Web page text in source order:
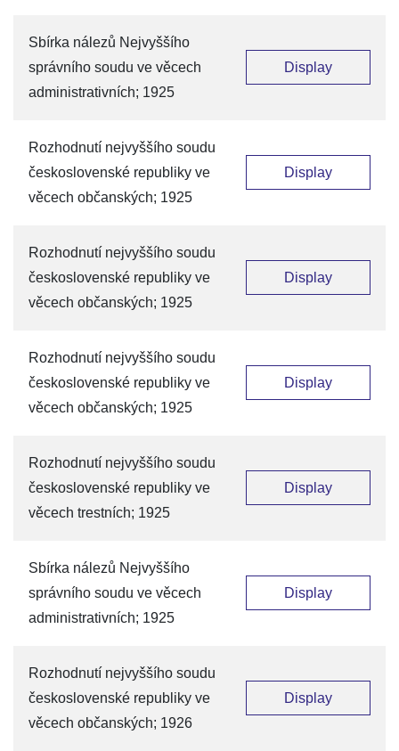
Sbírka nálezů Nejvyššího
správního soudu ve věcech
administrativních; 1925
Display
Rozhodnutí nejvyššího soudu
československé republiky ve
věcech občanských; 1925
Display
Rozhodnutí nejvyššího soudu
československé republiky ve
věcech občanských; 1925
Display
Rozhodnutí nejvyššího soudu
československé republiky ve
věcech občanských; 1925
Display
Rozhodnutí nejvyššího soudu
československé republiky ve
věcech trestních; 1925
Display
Sbírka nálezů Nejvyššího
správního soudu ve věcech
administrativních; 1925
Display
Rozhodnutí nejvyššího soudu
československé republiky ve
věcech občanských; 1926
Display